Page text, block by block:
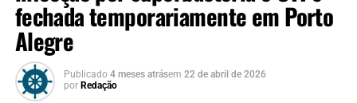
fechada temporariamente em Porto
Alegre
Publicado 4 meses atrásem 22 de abril de 2026
por Redação